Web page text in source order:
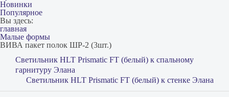
Новинки
Популярное
Вы здесь:
главная
Малые формы
ВИВА пакет полок ШР-2 (3шт.)
Светильник HLT Prismatic FT (белый) к спальному
гарнитуру Элана
Светильник HLT Prismatic FT (белый) к стенке Элана